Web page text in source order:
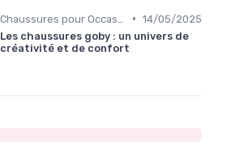
• 14/05/2025
Les chaussures goby : un univers de
créativité et de confort